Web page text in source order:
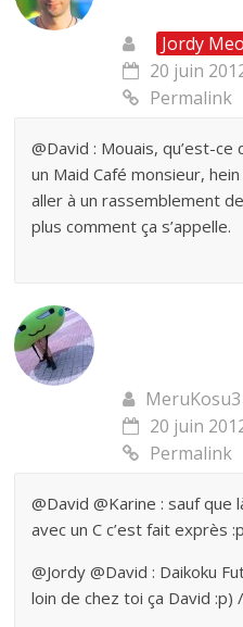
Jordy
20 juin
Permalink
@David : Mouais, qu’est-
un Maid Café monsieur,
aller à un rassemblement
plus comment ça s’appelle.
MeruKosu3
20 juin
Permalink
@David @Karine : sauf que
avec un C c’est fait exprès :p
@Jordy @David : Daikoku
loin de chez toi ça David